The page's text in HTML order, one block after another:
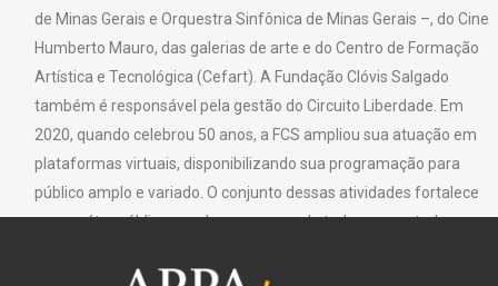
de Minas Gerais e Orquestra Sinfônica de Minas Gerais –, do Cine
Humberto Mauro, das galerias de arte e do Centro de Formação
Artística e Tecnológica (Cefart). A Fundação Clóvis Salgado
também é responsável pela gestão do Circuito Liberdade. Em
2020, quando celebrou 50 anos, a FCS ampliou sua atuação em
plataformas virtuais, disponibilizando sua programação para
público amplo e variado. O conjunto dessas atividades fortalece
seu caráter público, sendo um espaço de todos e para todos.